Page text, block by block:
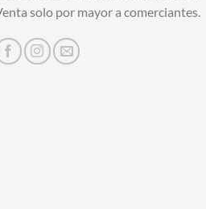
solo por mayor a comerciantes.